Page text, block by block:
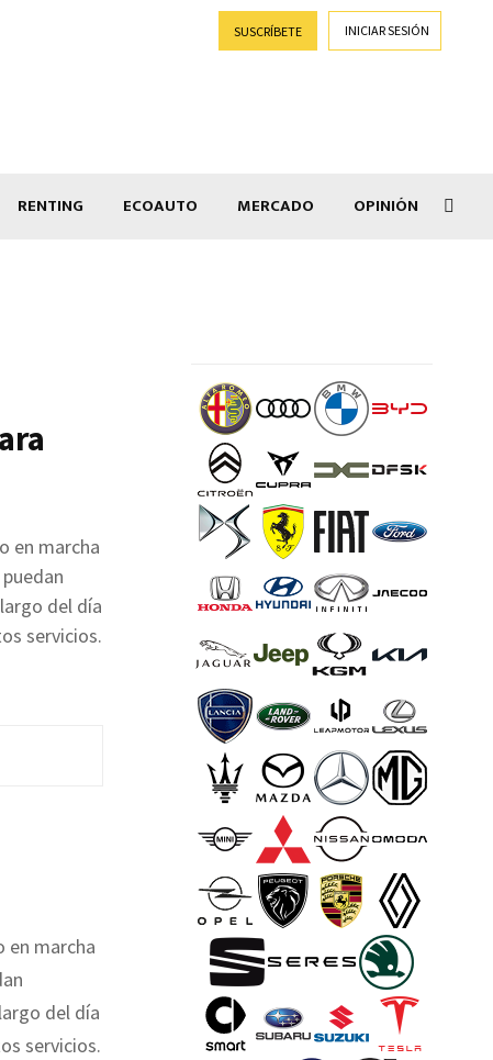
SUSCRÍBETE INICIAR SESIÓN
RENTING ECOAUTO MERCADO OPINIÓN
en marcha
del día
servicios.
en marcha
del día
servicios.